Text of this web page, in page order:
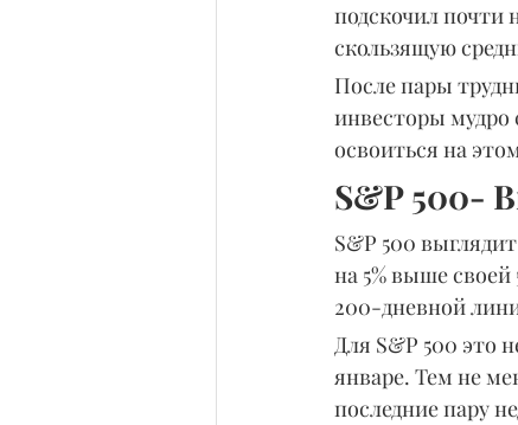
подскочил почти
скользящую
После пары
инвесторы
освоиться на
S&P 500-
S&P 500
на 5% выше
200-дневной
Для S&P 500 это
январе. Тем не
последние пару